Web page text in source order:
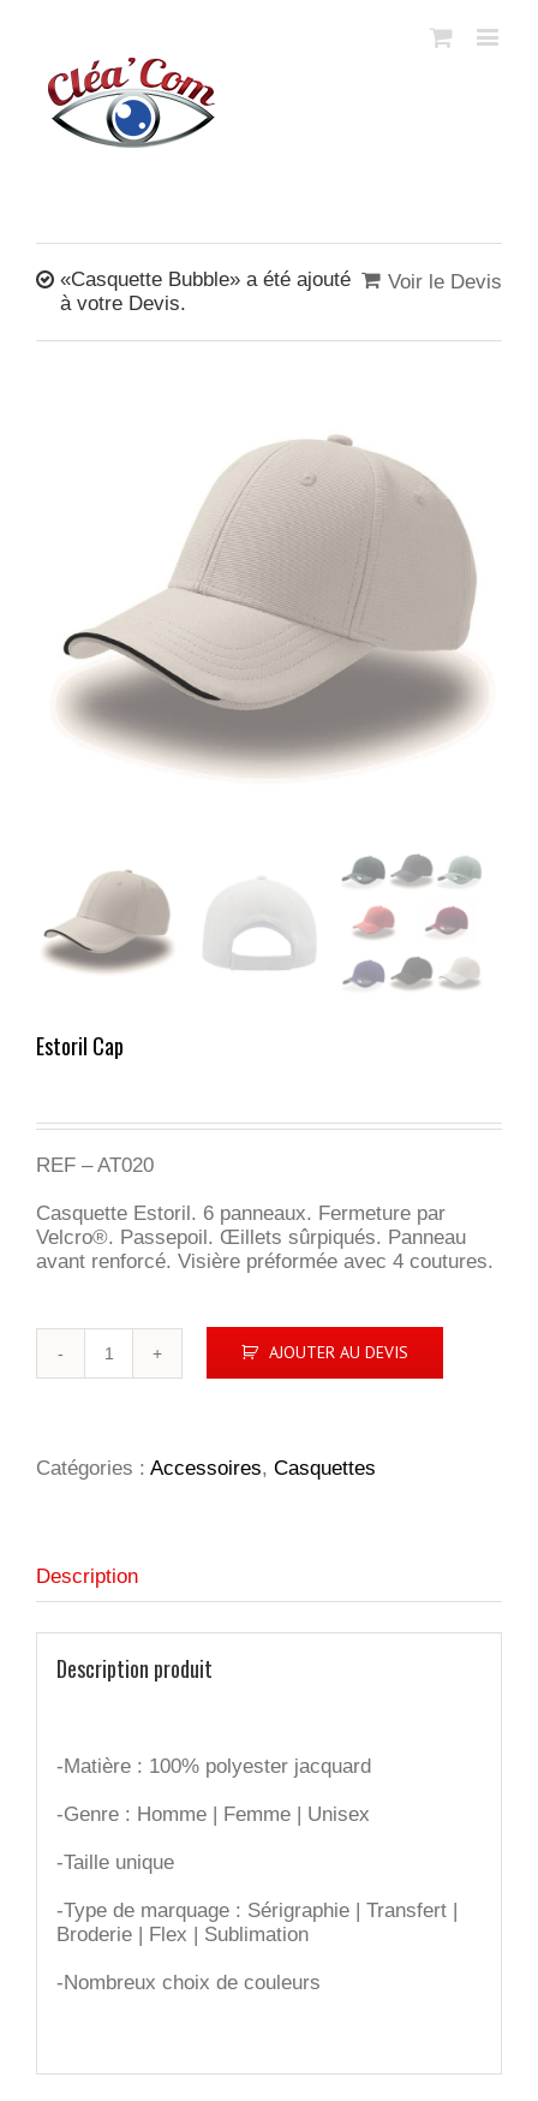
Voir le Devis
«Casquette Bubble» a été ajouté
à votre Devis.
Estoril Cap
REF – AT020
Casquette Estoril. 6 panneaux. Fermeture par
Velcro®. Passepoil. Œillets sûrpiqués. Panneau
avant renforcé. Visière préformée avec 4 coutures.
AJOUTER AU DEVIS
Catégories : Accessoires, Casquettes
Description
Description produit
-Matière : 100% polyester jacquard
-Genre : Homme | Femme | Unisex
-Taille unique
-Type de marquage : Sérigraphie | Transfert |
Broderie | Flex | Sublimation
-Nombreux choix de couleurs